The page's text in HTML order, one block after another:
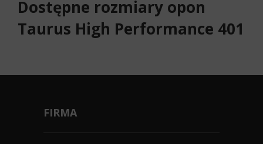
Dostępne rozmiary opon
Taurus High Performance 401
FIRMA